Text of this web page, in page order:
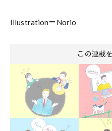
Illustration＝Norio
この連載